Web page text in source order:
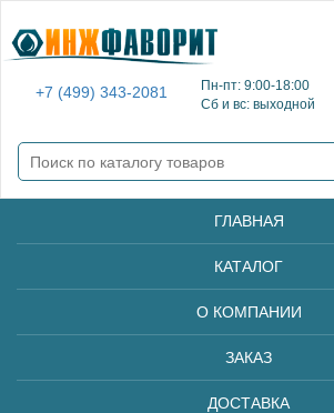
+7 (499) 343-2081
Пн-пт: 9:00-18:00
Сб и вс: выходной
ГЛАВНАЯ
КАТАЛОГ
О КОМПАНИИ
ЗАКАЗ
ДОСТАВКА